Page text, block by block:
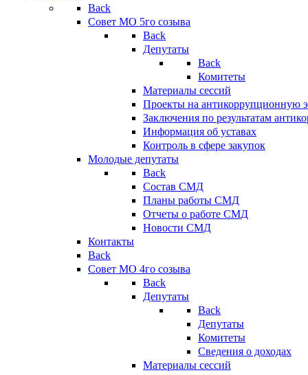
Back
Совет МО 5го созыва
Back
Депутаты
Back
Комитеты
Материалы сессий
Проекты на антикоррупционную
Заключения по результатам
Информация об уставах
Контроль в сфере закупок
Молодые депутаты
Back
Состав СМД
Планы работы СМД
Отчеты о работе СМД
Новости СМД
Контакты
Back
Совет МО 4го созыва
Back
Депутаты
Back
Депутаты
Комитеты
Сведения о доходах
Материалы сессий